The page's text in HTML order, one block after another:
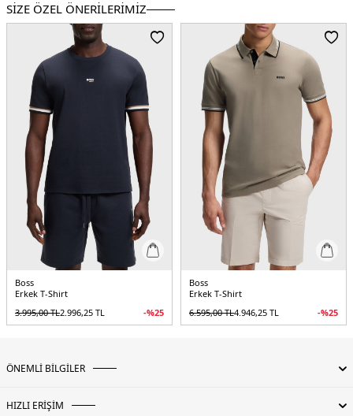
Üretim Yeri :Portekiz
5DY150537846001.07
SİZE ÖZEL ÖNERİLERİMİZ
Boss
Erkek T-Shirt
3.995,00TL2.996,25 TL -%25
Boss
Erkek T-Shirt
6.595,00TL4.946,25 TL -%25
ÖNEMLİ BİLGİLER
HIZLI ERİŞİM